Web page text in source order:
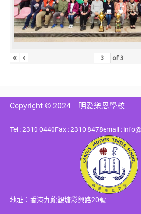
« ‹ of3
Copyright © 2024 明愛樂恩學校
Tel : 2310 0440Fax : 2310 8478email :
地址：香港九龍觀塘彩興路20號